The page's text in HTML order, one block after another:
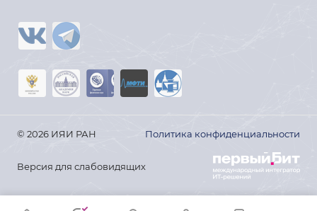
© 2026 ИЯИ РАН Политика конфиденциальности
Версия для слабовидящих